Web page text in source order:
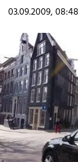
03.09.2009, 08:48